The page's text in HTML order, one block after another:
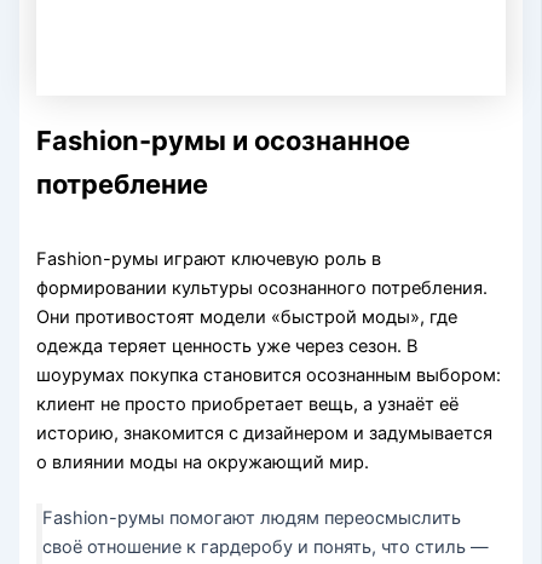
Fashion-румы и осознанное
потребление
Fashion-румы играют ключевую роль в
формировании культуры осознанного потребления.
Они противостоят модели «быстрой моды», где
одежда теряет ценность уже через сезон. В
шоурумах покупка становится осознанным выбором:
клиент не просто приобретает вещь, а узнаёт её
историю, знакомится с дизайнером и задумывается
о влиянии моды на окружающий мир.
Fashion-румы помогают людям переосмыслить
своё отношение к гардеробу и понять, что стиль —